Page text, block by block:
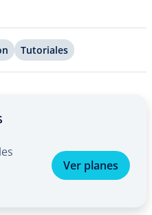
Tu­to­ria­les
Ver planes